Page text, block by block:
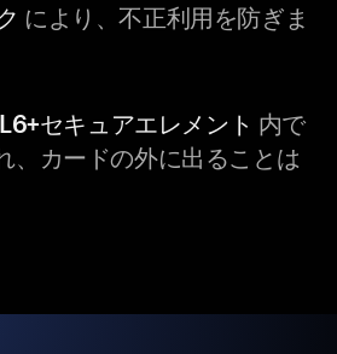
により、不正利用を防ぎま
セキュアエレメント 内で
、カードの外に出ることは